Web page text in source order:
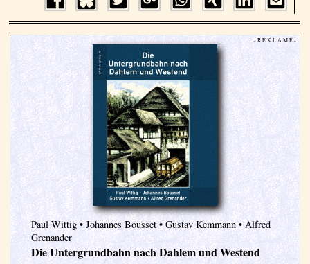
- R E K L A M E -
Paul Wittig • Johannes Bousset • Gustav Kemmann • Alfred
Grenander
Die Untergrundbahn nach Dahlem und Westend